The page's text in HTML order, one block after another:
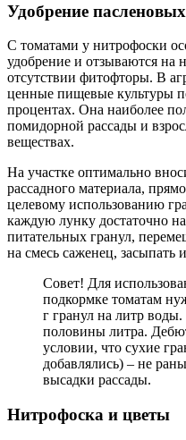
Удобрение пасленовых
С томатами у нитрофоски
удобрение и отзываются на
отсутствии фитофторы. В
ценные пищевые культуры
процентах. Она наиболее
помидорной рассады и
веществах.
На участке оптимально
рассадного материала,
целевому использованию
каждую лунку достаточно
питательных гранул,
на смесь саженец, засыпать
Совет! Для
подкормке томатам
г гранул на литр
половины литра.
условии, что сухие
добавлялись) – не
высадки рассады.
Нитрофоска и цветы